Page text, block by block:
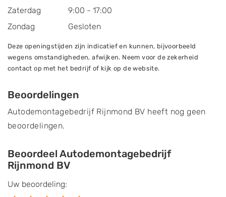
Zaterdag
9:00 - 17:00
Zondag
Gesloten
Deze openingstijden zijn indicatief en kunnen, bijvoorbeeld
wegens omstandigheden, afwijken. Neem voor de zekerheid
contact op met het bedrijf of kijk op de website.
Beoordelingen
Autodemontagebedrijf Rijnmond BV heeft nog geen
beoordelingen.
Beoordeel Autodemontagebedrijf
Rijnmond BV
Uw beoordeling: